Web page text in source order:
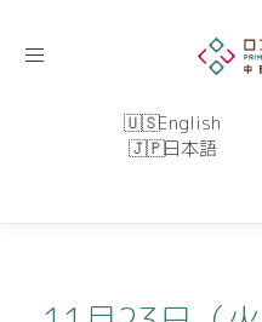
Toggle
English
日本語